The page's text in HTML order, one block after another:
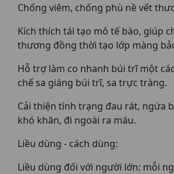
Chống viêm, chống phù nề vết
Kích thích tái tạo mô tế bào, giúp
thương đồng thời tạo lớp màng
Hỗ trợ làm co nhanh búi trĩ một
chế sa giáng búi trĩ, sa trực tràng.
Cải thiện tình trạng đau rát, ngứa
khó khăn, đi ngoài ra máu.
Liều dùng - cách dùng:
Liều dùng đối với người lớn: mỗi